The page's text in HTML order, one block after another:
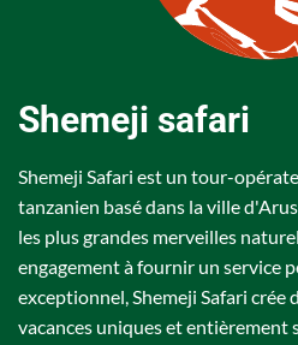
Shemeji safari
Shemeji Safari est un tour-
tanzanien basé dans la ville
les plus grandes merveilles
engagement à fournir un service
exceptionnel, Shemeji Safari crée
vacances uniques et entièrement